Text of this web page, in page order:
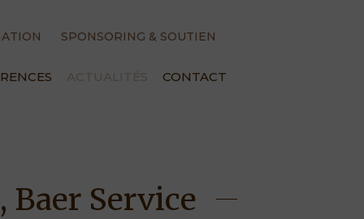
SPONSORING & SOUTIEN
ACTUALITÉS CONTACT
Service